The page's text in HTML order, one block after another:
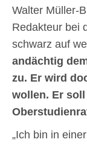
Walter Müller-
Redakteur bei
schwarz auf
andächtig
zu. Er wird
wollen. Er
„Ich bin in